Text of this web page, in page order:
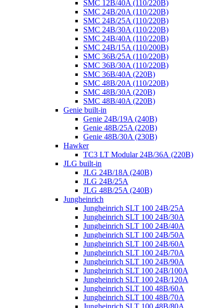
SMC 12B/40A (110/220B)
SMC 24B/20A (110/220B)
SMC 24B/25A (110/220B)
SMC 24B/30A (110/220B)
SMC 24B/40A (110/220B)
SMC 24B/15A (110/200B)
SMC 36B/25A (110/220B)
SMC 36B/30A (110/220B)
SMC 36B/40A (220B)
SMC 48B/20A (110/220B)
SMC 48B/30A (220B)
SMC 48B/40A (220B)
Genie built-in
Genie 24B/19A (240B)
Genie 48B/25A (220B)
Genie 48B/30A (230B)
Hawker
TC3 LT Modular 24В/36А (220B)
JLG built-in
JLG 24B/18A (240B)
JLG 24B/25A
JLG 48B/25A (240B)
Jungheinrich
Jungheinrich SLT 100 24B/25A
Jungheinrich SLT 100 24B/30A
Jungheinrich SLT 100 24B/40A
Jungheinrich SLT 100 24B/50A
Jungheinrich SLT 100 24B/60A
Jungheinrich SLT 100 24B/70A
Jungheinrich SLT 100 24B/90A
Jungheinrich SLT 100 24B/100A
Jungheinrich SLT 100 24B/120A
Jungheinrich SLT 100 48B/60A
Jungheinrich SLT 100 48B/70A
Jungheinrich SLT 100 48B/80A